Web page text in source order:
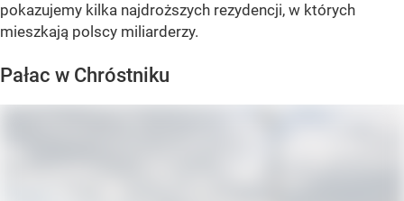
pokazujemy kilka najdroższych rezydencji, w których
mieszkają polscy miliarderzy.
Pałac w Chróstniku